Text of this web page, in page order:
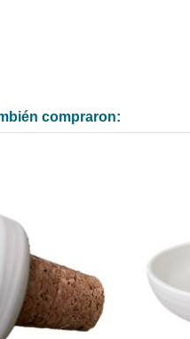
compraron: